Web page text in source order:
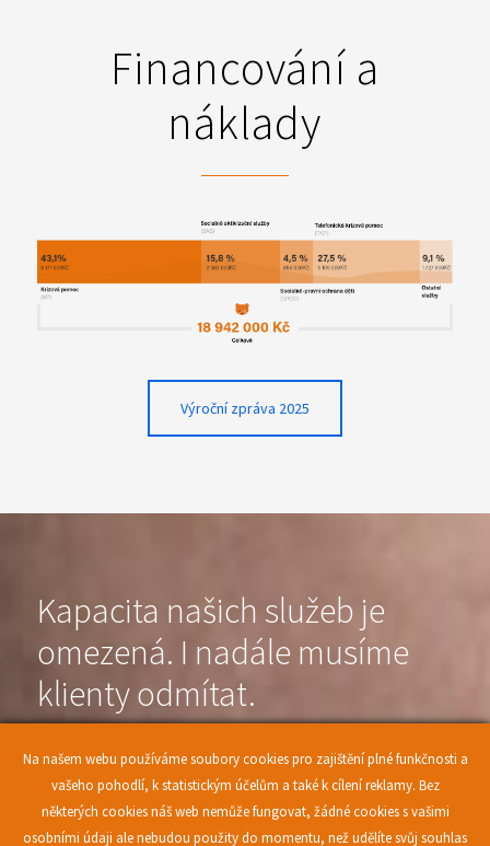
Financování a
náklady
Výroční zpráva 2025
Kapacita našich služeb je
omezená. I nadále musíme
klienty odmítat.
Přispějte finančním darem
Na našem webu používáme soubory cookies pro zajištění plné funkčnosti a
vašeho pohodlí, k statistickým účelům a také k cílení reklamy. Bez
některých cookies náš web nemůže fungovat, žádné cookies s vašimi
osobními údaji ale nebudou použity do momentu, než udělíte svůj souhlas